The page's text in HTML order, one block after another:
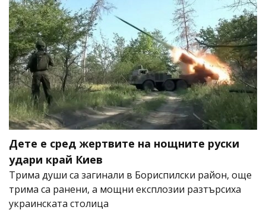
Дете е сред жертвите на нощните руски
удари край Киев
Трима души са загинали в Бориспилски район, още
трима са ранени, а мощни експлозии разтърсиха
украинската столица